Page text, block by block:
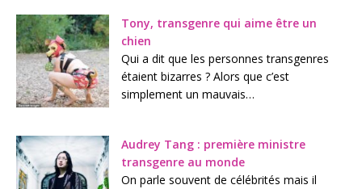
Tony, transgenre qui aime être un
chien
Qui a dit que les personnes transgenres
étaient bizarres ? Alors que c’est
simplement un mauvais…
Audrey Tang : première ministre
transgenre au monde
On parle souvent de célébrités mais il